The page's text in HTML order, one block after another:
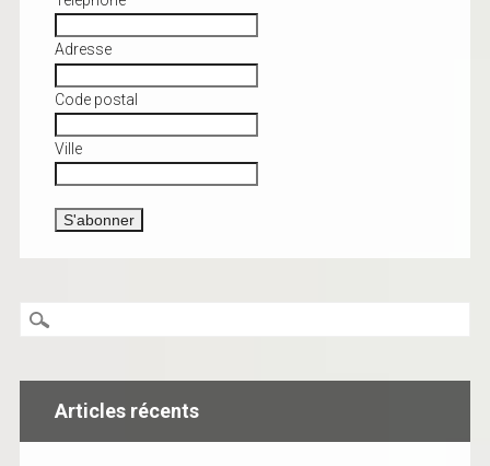
Adresse
Code postal
Ville
Articles récents